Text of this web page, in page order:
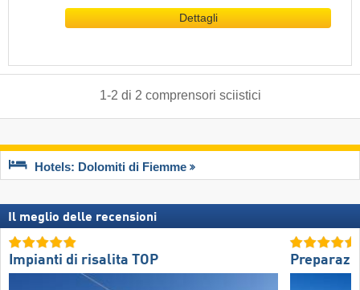
Dettagli
1-2 di 2 comprensori sciistici
Hotels: Dolomiti di Fiemme
Il meglio delle recensioni
Impianti di risalita TOP